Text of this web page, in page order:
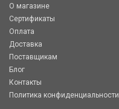
О магазине
Сертификаты
Оплата
Доставка
Поставщикам
Блог
Контакты
Политика конфиденциальности